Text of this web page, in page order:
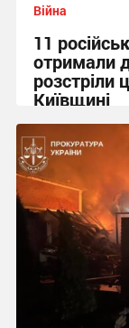
Війна
11
отримали
розстріли
Київщині
23:09 вчора